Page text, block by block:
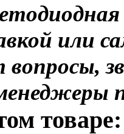
или
вопросы,
товаре: